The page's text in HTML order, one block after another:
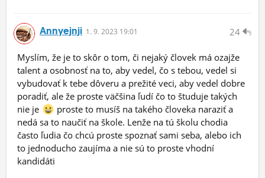
24
Annyejnji 1. 9. 2023 19:01
Myslím, že je to skôr o tom, či nejaký človek má ozajže
talent a osobnosť na to, aby vedel, čo s tebou, vedel si
vybudovať k tebe dôveru a prežité veci, aby vedel dobre
poradiť, ale že proste väčšina ľudí čo to študuje takých
nie je
proste to musíš na takého človeka naraziť a
nedá sa to naučiť na škole. Lenže na tú školu chodia
často ľudia čo chcú proste spoznať sami seba, alebo ich
to jednoducho zaujíma a nie sú to proste vhodní
kandidáti